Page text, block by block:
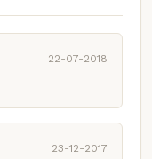
22-07-2018
23-12-2017